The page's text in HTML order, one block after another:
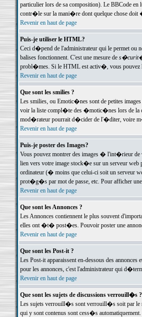
particulier lors de sa composition). Le BBCode
contr�le sur la mani�re dont quelque chose doit
Revenir en haut de page
Puis-je utiliser le HTML?
Ceci d�pend de l'administrateur qui le permet ou
balises fonctionnent. C'est une mesure de
probl�mes. Si le HTML est activ�, vous pouvez
Revenir en haut de page
Que sont les smilies ?
Les smilies, ou Emotic�nes sont de petites
voir la liste compl�te des �motic�nes lors de la
mod�rateur pourrait d�cider de l'�diter, voire
Revenir en haut de page
Puis-je poster des Images?
Vous pouvez montrer des images � l'int�rieur de
lien vers votre image stock�e sur un serveur
ordinateur (� moins que celui-ci soit un serveur
prot�g�s par mot de passe, etc. Pour afficher
Revenir en haut de page
Que sont les Annonces ?
Les Annonces contiennent le plus souvent
elles ont �t� post�es. Pouvoir poster une
Revenir en haut de page
Que sont les Post-it ?
Les Post-it apparaissent en-dessous des
pour les annonces, c'est l'administrateur qui
Revenir en haut de page
Que sont les sujets de discussions verrouill�s ?
Les sujets verrouill�s sont verrouill�s soit par le
qui y sont contenus sont cess�s